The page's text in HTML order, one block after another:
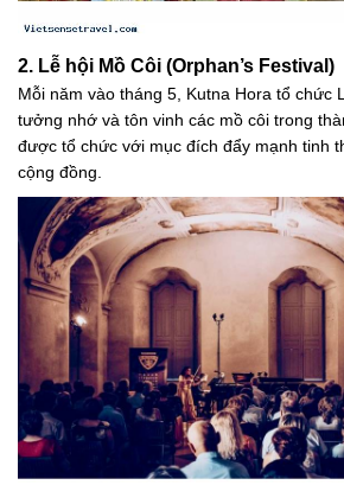
2. Lễ hội Mồ Côi (Orphan’s Festival)
Mỗi năm vào tháng 5, Kutna Hora tổ chức
tưởng nhớ và tôn vinh các mồ côi trong
được tổ chức với mục đích đẩy mạnh tinh
cộng đồng.